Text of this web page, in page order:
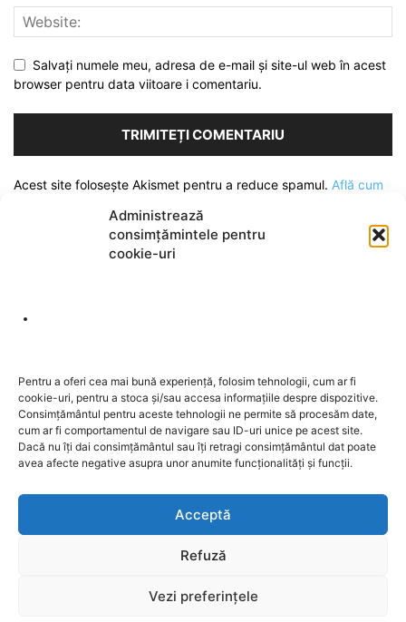
Administrează
consimțămintele pentru
cookie-uri
Pentru a oferi cea mai bună experiență, folosim tehnologii, cum ar fi
cookie-uri, pentru a stoca și/sau accesa informațiile despre dispozitive.
Consimțământul pentru aceste tehnologii ne permite să procesăm date,
cum ar fi comportamentul de navigare sau ID-uri unice pe acest site.
Dacă nu îți dai consimțământul sau îți retragi consimțământul dat poate
avea afecte negative asupra unor anumite funcționalități și funcții.
Acceptă
Refuză
Vezi preferințele
Salvați numele meu, adresa de e-mail și site-ul web în acest
browser pentru data viitoare i comentariu.
Acest site folosește Akismet pentru a reduce spamul. Află cum
Contactați-ne: redactia@sentinela.ro
URMAȚI-NE
Publicitate Contact